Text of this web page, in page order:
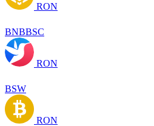
RON
BNBBSC
RON
BSW
RON